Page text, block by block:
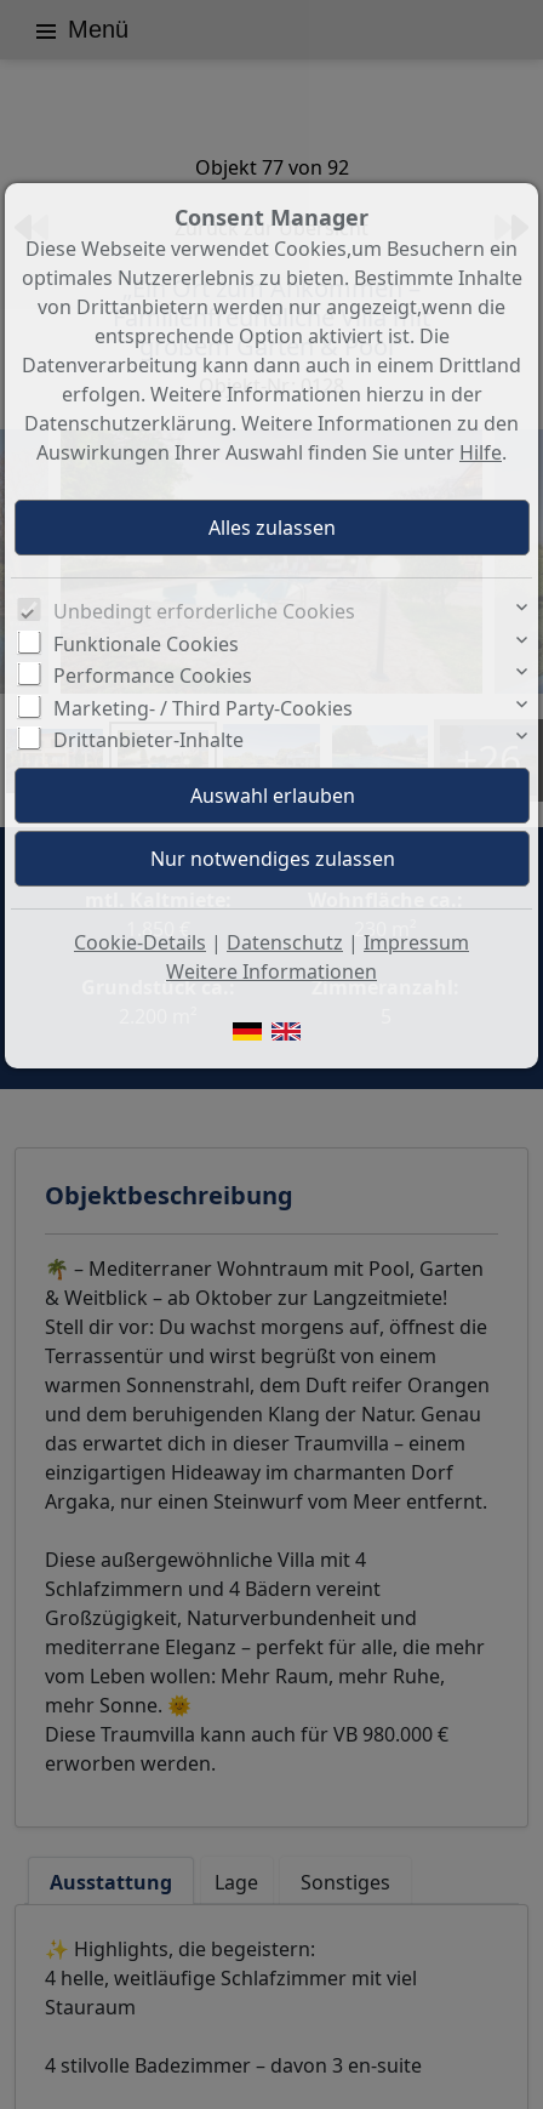
Menü
Objekt 77 von 92
Zurück zur Übersicht
„Ein Ort zum Ankommen –
Familienfreundliche Villa mit
großem Garten & Pool“
Objekt-Nr.: 0128
+26
1.850 €
230 m²
Grundstück ca.:
Zimmeranzahl:
Objektbeschreibung
🌴 – Mediterraner Wohntraum mit Pool, Garten
& Weitblick – ab Oktober zur Langzeitmiete!
Stell dir vor: Du wachst morgens auf, öffnest die
Terrassentür und wirst begrüßt von einem
warmen Sonnenstrahl, dem Duft reifer Orangen
und dem beruhigenden Klang der Natur. Genau
das erwartet dich in dieser Traumvilla – einem
einzigartigen Hideaway im charmanten Dorf
Argaka, nur einen Steinwurf vom Meer entfernt.
Diese außergewöhnliche Villa mit 4
Schlafzimmern und 4 Bädern vereint
Großzügigkeit, Naturverbundenheit und
mediterrane Eleganz – perfekt für alle, die mehr
vom Leben wollen: Mehr Raum, mehr Ruhe,
mehr Sonne. 🌞
Diese Traumvilla kann auch für VB 980.000 €
erworben werden.
Ausstattung Lage Sonstiges
✨ Highlights, die begeistern:
4 helle, weitläufige Schlafzimmer mit viel
Stauraum
4 stilvolle Badezimmer – davon 3 en-suite
Consent Manager
Diese Webseite verwendet Cookies,um Besuchern ein
optimales Nutzererlebnis zu bieten. Bestimmte Inhalte
von Drittanbietern werden nur angezeigt,wenn die
entsprechende Option aktiviert ist. Die
Datenverarbeitung kann dann auch in einem Drittland
erfolgen. Weitere Informationen hierzu in der
Datenschutzerklärung. Weitere Informationen zu den
Auswirkungen Ihrer Auswahl finden Sie unter Hilfe.
Unbedingt erforderliche Cookies
Funktionale Cookies
Performance Cookies
Marketing- / Third Party-Cookies
Drittanbieter-Inhalte
Cookie-Details | Datenschutz | Impressum
Weitere Informationen